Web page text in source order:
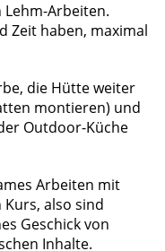
Arbeiten.
Zeit haben, maximal
die Hütte weiter
montieren) und
Outdoor-Küche
Arbeiten mit
also sind
Geschick von
Inhalte.